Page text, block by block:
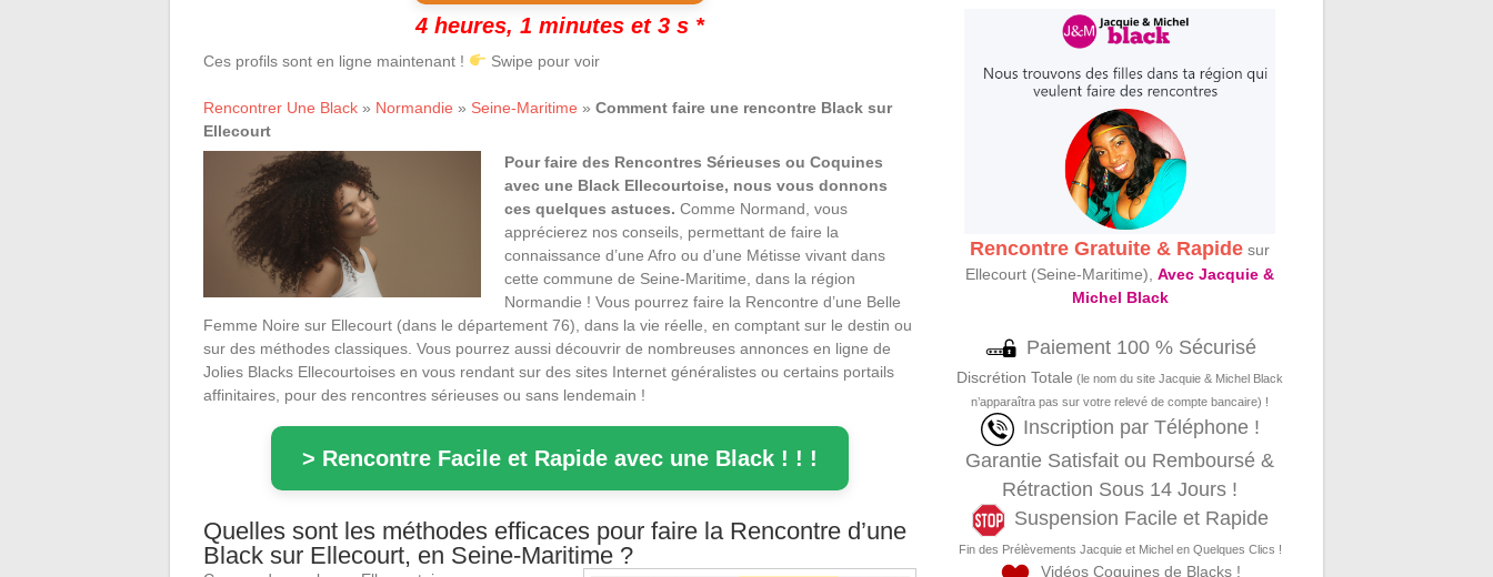
4 heures, 1 minutes et 2 s *
Ces profils sont en ligne maintenant ! Swipe pour voir
Rencontrer Une Black » Normandie » Seine-Maritime » Comment faire une rencontre Black sur
Ellecourt
Pour faire des Rencontres Sérieuses ou Coquines
avec une Black Ellecourtoise, nous vous donnons
ces quelques astuces. Comme Normand, vous
apprécierez nos conseils, permettant de faire la
connaissance d’une Afro ou d’une Métisse vivant dans
cette commune de Seine-Maritime, dans la région
Normandie ! Vous pourrez faire la Rencontre d’une Belle
Femme Noire sur Ellecourt (dans le département 76), dans la vie réelle, en comptant sur le destin ou
sur des méthodes classiques. Vous pourrez aussi découvrir de nombreuses annonces en ligne de
Jolies Blacks Ellecourtoises en vous rendant sur des sites Internet généralistes ou certains portails
affinitaires, pour des rencontres sérieuses ou sans lendemain !
> Rencontre Facile et Rapide avec une Black ! ! !
Quelles sont les méthodes efficaces pour faire la Rencontre d’une
Black sur Ellecourt, en Seine-Maritime ?
Rencontre Gratuite & Rapide sur
Ellecourt (Seine-Maritime),Avec Jacquie &
Michel Black
Paiement 100 % Sécurisé
Discrétion Totale (le nom du site Jacquie & Michel Black
n’apparaîtra pas sur votre relevé de compte bancaire) !
Inscription par Téléphone !
Garantie Satisfait ou Remboursé &
Rétraction Sous 14 Jours !
Suspension Facile et Rapide
Fin des Prélèvements Jacquie et Michel en Quelques Clics !
Vidéos Coquines de Blacks !